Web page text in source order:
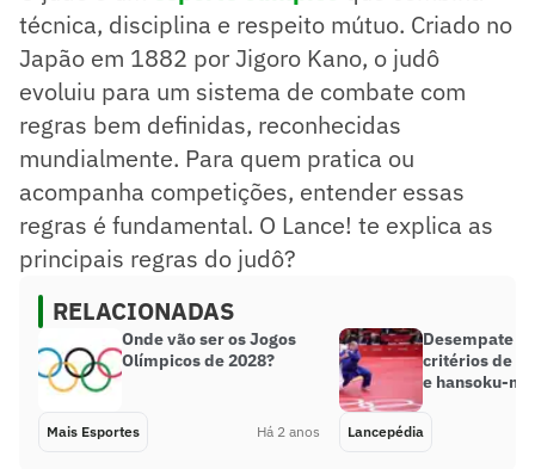
A pontuação pode ser feita por ippon ou waza-ari.
As penalidades são importantes em combates
equilibrados.
O respeito mútuo é fundamental no judô.
Resumo supervisionado pelo jornalista!
técnica, disciplina e respeito mútuo. Criado no
Japão em 1882 por Jigoro Kano, o judô
evoluiu para um sistema de combate com
regras bem definidas, reconhecidas
mundialmente. Para quem pratica ou
acompanha competições, entender essas
regras é fundamental. O Lance! te explica as
principais regras do judô?
RELACIONADAS
Onde vão ser os Jogos
Olímpicos de 2028?
Mais Esportes Há 2 anos
Desempate
critérios de
e hansoku-
Lancepédia